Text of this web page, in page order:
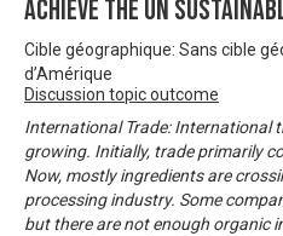
achieve the UN
Cible géographique: Sans cible
d’Amérique
Discussion topic outcome
International Trade: International
growing. Initially, trade primarily
Now, mostly ingredients are
processing industry. Some
but there are not enough organic